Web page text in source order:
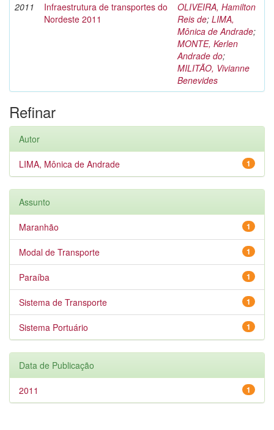
2011
Infraestrutura de transportes do
Nordeste 2011
OLIVEIRA, Hamilton
Reis de; LIMA,
Mônica de Andrade;
MONTE, Kerlen
Andrade do;
MILITÃO, Vivianne
Benevides
Refinar
Autor
1
LIMA, Mônica de Andrade
Assunto
1
Maranhão
1
Modal de Transporte
1
Paraíba
1
Sistema de Transporte
1
Sistema Portuário
Data de Publicação
1
2011